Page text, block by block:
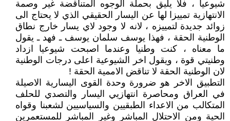
شيوعيا ، فلا يليق بحملة الوجوه المتناقضة غير وصمة
الانتهازية تمييزا لها عن اليسار الحقيقي الذي لا يحتاج الى
زوائد جديدة لتمييزه ، لانه لا وجود لاي يسار خارج نطاق
الوطنية الحقة ، فهذا يوسف سلمان يوسف ـ فهد ـ يقول
ما معناه ، كنت وطنيا وعندما اصبحت شيوعيا ازداد
وطنيتي قوة ، ويقول اخر الشيوعية اعلى درجات الوطنية
لان الوطنية الحقة لا تناقض الاممية الحقة !
التطبيق الاخر هو ضرورة وحدة القوى اليسارية الاصيلة
في العراق ومحاصرة انتهازيي اليسار والتصدي للحلف
المتكالب من الاعداء الطبقيين والسياسيين لشعبنا وقواه
الحية ومن الاحتلال المباشر وغير المباشر للمستعمرين